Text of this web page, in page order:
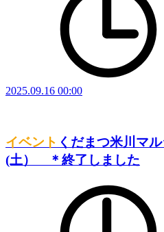
2025.09.16 00:00
イベント くだまつ米川マ
(土） ＊終了しました